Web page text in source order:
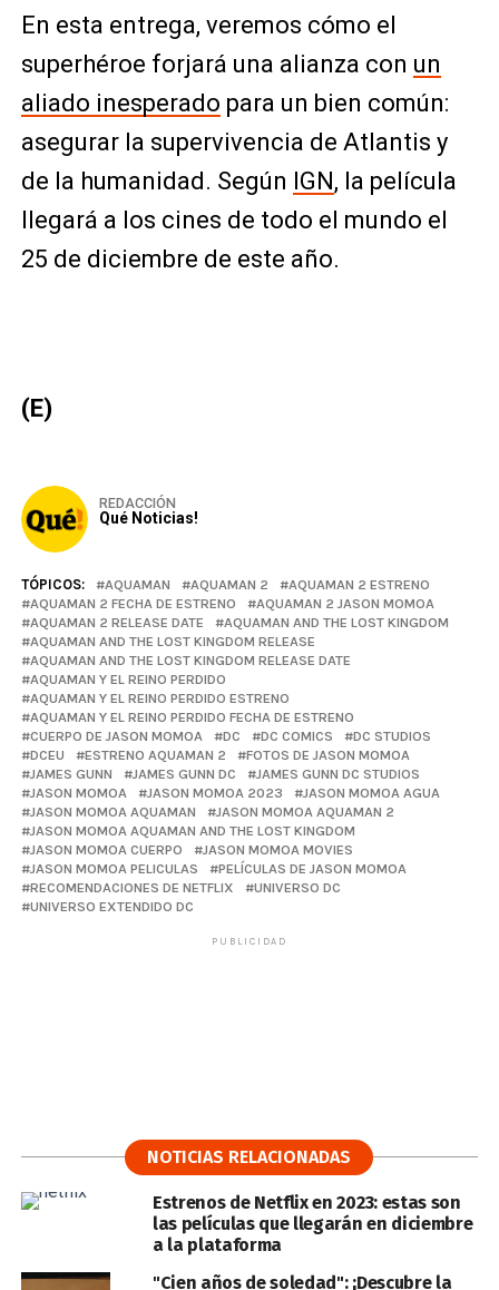
En esta entrega, veremos cómo el
superhéroe forjará una alianza con un
aliado inesperado para un bien común:
asegurar la supervivencia de Atlantis y
de la humanidad. Según IGN, la película
llegará a los cines de todo el mundo el
25 de diciembre de este año.
(E)
REDACCIÓN
Qué Noticias!
TÓPICOS: AQUAMAN AQUAMAN 2
AQUAMAN 2 ESTRENO
AQUAMAN 2 FECHA DE ESTRENO
AQUAMAN 2 JASON MOMOA
AQUAMAN 2 RELEASE DATE
AQUAMAN AND THE LOST KINGDOM
AQUAMAN AND THE LOST KINGDOM RELEASE
AQUAMAN AND THE LOST KINGDOM RELEASE DATE
AQUAMAN Y EL REINO PERDIDO
AQUAMAN Y EL REINO PERDIDO ESTRENO
AQUAMAN Y EL REINO PERDIDO FECHA DE ESTRENO
CUERPO DE JASON MOMOA
DC DC COMICS
DC STUDIOS
DCEU
ESTRENO AQUAMAN 2
FOTOS DE JASON MOMOA
JAMES GUNN
JAMES GUNN DC
JAMES GUNN DC STUDIOS
JASON MOMOA
JASON MOMOA 2023
JASON MOMOA AGUA
JASON MOMOA AQUAMAN
JASON MOMOA AQUAMAN 2
JASON MOMOA AQUAMAN AND THE LOST KINGDOM
JASON MOMOA CUERPO
JASON MOMOA MOVIES
JASON MOMOA PELICULAS
PELÍCULAS DE JASON MOMOA
RECOMENDACIONES DE NETFLIX
UNIVERSO DC
UNIVERSO EXTENDIDO DC
PUBLICIDAD
NOTICIAS RELACIONADAS
Estrenos de Netflix en 2023: estas son
las películas que llegarán en diciembre
a la plataforma
"Cien años de soledad": ¡Descubre la